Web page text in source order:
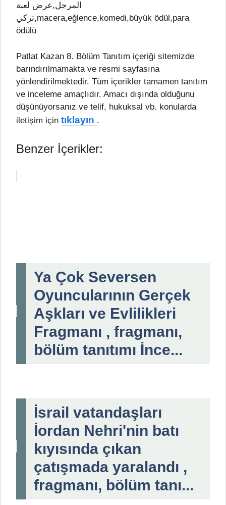
المرجل,عرض لعبة
تركي,macera,eğlence,komedi,büyük ödül,para
ödülü
Patlat Kazan 8. Bölüm Tanıtım içeriği sitemizde
barındırılmamakta ve resmi sayfasına
yönlendirilmektedir. Tüm içerikler tamamen tanıtım
ve inceleme amaçlıdır. Amacı dışında olduğunu
düşünüyorsanız ve telif, hukuksal vb. konularda
iletişim için tıklayın .
Benzer İçerikler:
Ya Çok Seversen
Oyuncularının Gerçek
Aşkları ve Evlilikleri
Fragmanı , fragmanı,
bölüm tanıtımı İnce...
İsrail vatandaşları
İordan Nehri'nin batı
kıyısında çıkan
çatışmada yaralandı ,
fragmanı, bölüm tanı...